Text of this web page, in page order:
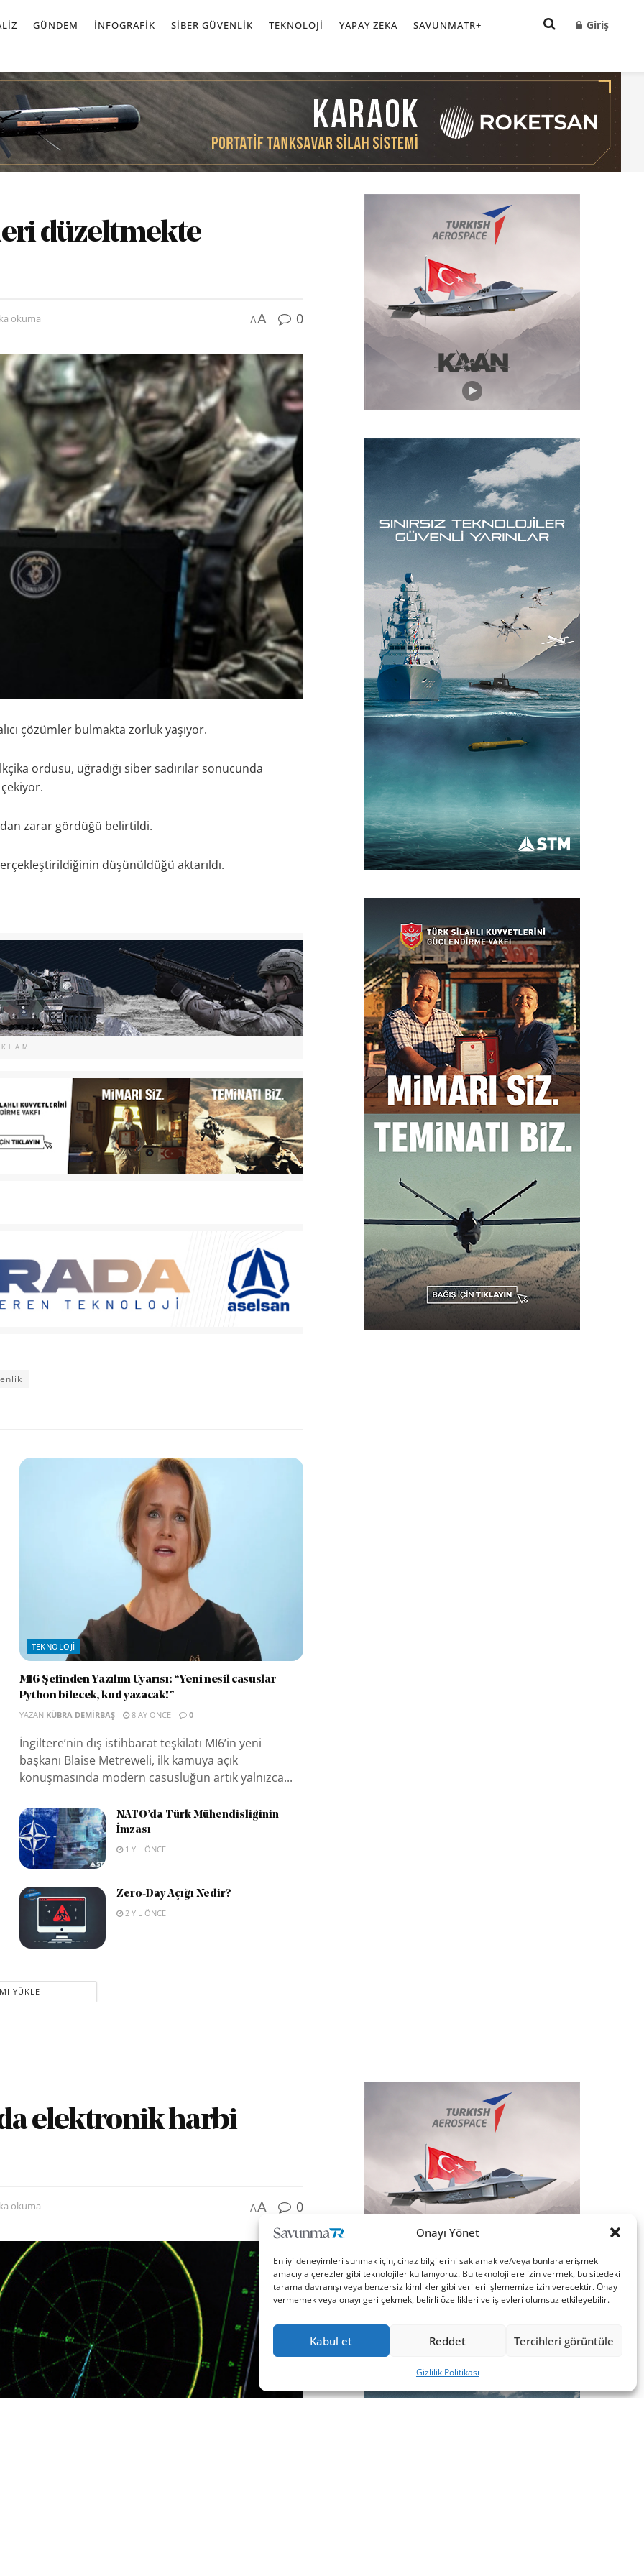
Onayı Yönet
En iyi deneyimleri sunmak için, cihaz bilgilerini saklamak ve/veya bunlara erişmek
amacıyla çerezler gibi teknolojiler kullanıyoruz. Bu teknolojilere izin vermek, bu sitedeki
tarama davranışı veya benzersiz kimlikler gibi verileri işlememize izin verecektir. Onay
vermemek veya onayı geri çekmek, belirli özellikleri ve işlevleri olumsuz etkileyebilir.
Kabul et Reddet Tercihleri görüntüle
Gizlilik Politikası
GÜNDEM İNFOGRAFIK SIBER GÜVENLIK TEKNOLOJI YAPAY ZEKA SAVUNMATR+ Giriş
düzeltmekte
okuma AA 0
çözümler bulmakta zorluk yaşıyor.
ordusu, uğradığı siber sadırılar sonucunda
zarar gördüğü belirtildi.
düşünüldüğü aktarıldı.
TEKNOLOJI
MI6 Şefinden Yazılım Uyarısı: “Yeni nesil casuslar
Python bilecek, kod yazacak!”
YAZAN KÜBRA DEMIRBAŞ 8 AY ÖNCE 0
İngiltere’nin dış istihbarat teşkilatı MI6’in yeni
başkanı Blaise Metreweli, ilk kamuya açık
konuşmasında modern casusluğun artık yalnızca...
NATO’da Türk Mühendisliğinin
İmzası
1 YIL ÖNCE
Zero-Day Açığı Nedir?
2 YIL ÖNCE
YÜKLE
elektronik harbi
okuma AA 0